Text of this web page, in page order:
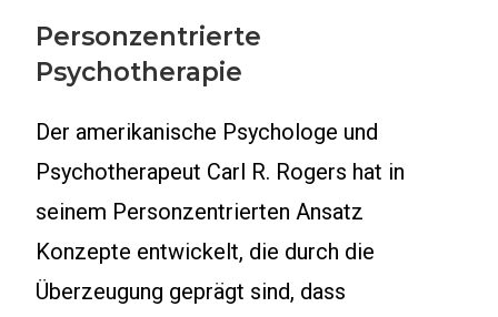
Personzentrierte
Psychotherapie
Der amerikanische Psychologe und
Psychotherapeut Carl R. Rogers hat in
seinem Personzentrierten Ansatz
Konzepte entwickelt, die durch die
Überzeugung geprägt sind, dass